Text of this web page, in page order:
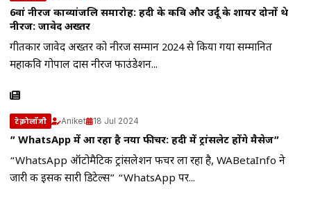
6वां नीरज काव्यांजलि समारोह: हिंदी के कवि और उर्दू के शायर दोनों थे
नीरज: जावेद अख्तर
गीतकार जावेद अख्तर को नीरज सम्मान 2024 से किया गया सम्मानित
महाकवि गोपाल दास नीरज फाउंडेशन...
टेक्नोलॉजी Aniket 18 Jul 2024
” WhatsApp में आ रहा है नया फीचर: हिंदी में ट्रांसलेट होंगे मैसेज”
“WhatsApp ऑटोमैटिक ट्रांसलेशन फीचर ला रहा है, WABetaInfo ने
जारी की इसकी सारी डिटेल्स” “WhatsApp पर...